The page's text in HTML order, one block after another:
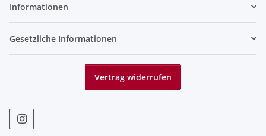
Informationen
Gesetzliche Informationen
Vertrag widerrufen